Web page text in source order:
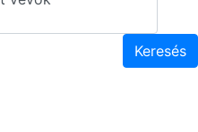
Keresés